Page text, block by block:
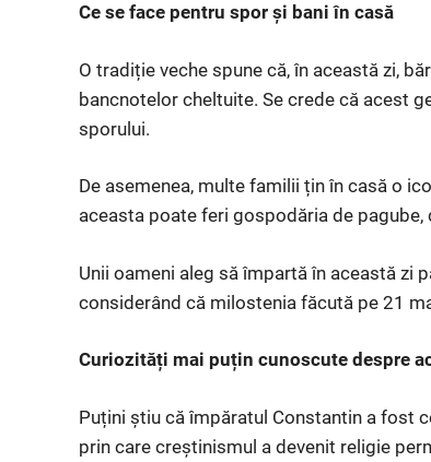
Ce se face pentru spor și bani în casă
O tradiție veche spune că, în această zi,
bancnotelor cheltuite. Se crede că acest
sporului.
De asemenea, multe familii țin în casă o
aceasta poate feri gospodăria de
Unii oameni aleg să împartă în această zi
considerând că milostenia făcută pe 21
Curiozități mai puțin cunoscute despre
Puțini știu că împăratul Constantin a fost
prin care creștinismul a devenit religie